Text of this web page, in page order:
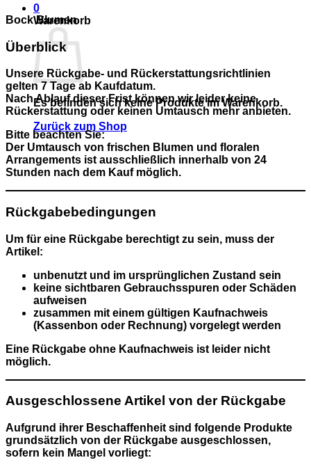
0
Warenkorb
Es befinden sich keine Produkte im Warenkorb.
Zurück zum Shop
Bock Blumen
Überblick
Unsere Rückgabe- und Rückerstattungsrichtlinien
gelten7 Tage ab Kaufdatum.
Nach Ablauf dieser Frist können wir leiderkeine
Rückerstattung oder keinen Umtausch mehr anbieten.
Bitte beachten Sie:
Der Umtausch von frischen Blumen und floralen
Arrangements ist ausschließlich innerhalb von 24
Stunden nach dem Kaufmöglich.
Rückgabebedingungen
Um für eine Rückgabe berechtigt zu sein, muss der
Artikel:
unbenutzt und im ursprünglichen Zustand sein
keine sichtbaren Gebrauchsspuren oder Schäden
aufweisen
zusammen mit einem gültigen Kaufnachweis
(Kassenbon oder Rechnung) vorgelegt werden
Eine Rückgabe ohne Kaufnachweis ist leider nicht
möglich.
Ausgeschlossene Artikel von der Rückgabe
Aufgrund ihrer Beschaffenheit sind folgende Produkte
grundsätzlich von der Rückgabe ausgeschlossen,
sofern kein Mangel vorliegt: